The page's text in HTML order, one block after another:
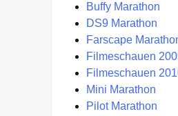
Buffy Marathon
DS9 Marathon
Farscape
Filmeschauen
Filmeschauen
Mini Marathon
Pilot Marathon